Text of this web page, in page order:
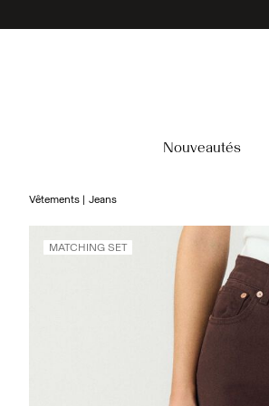
Nouveautés
Vêtements Jeans
MATCHING SET